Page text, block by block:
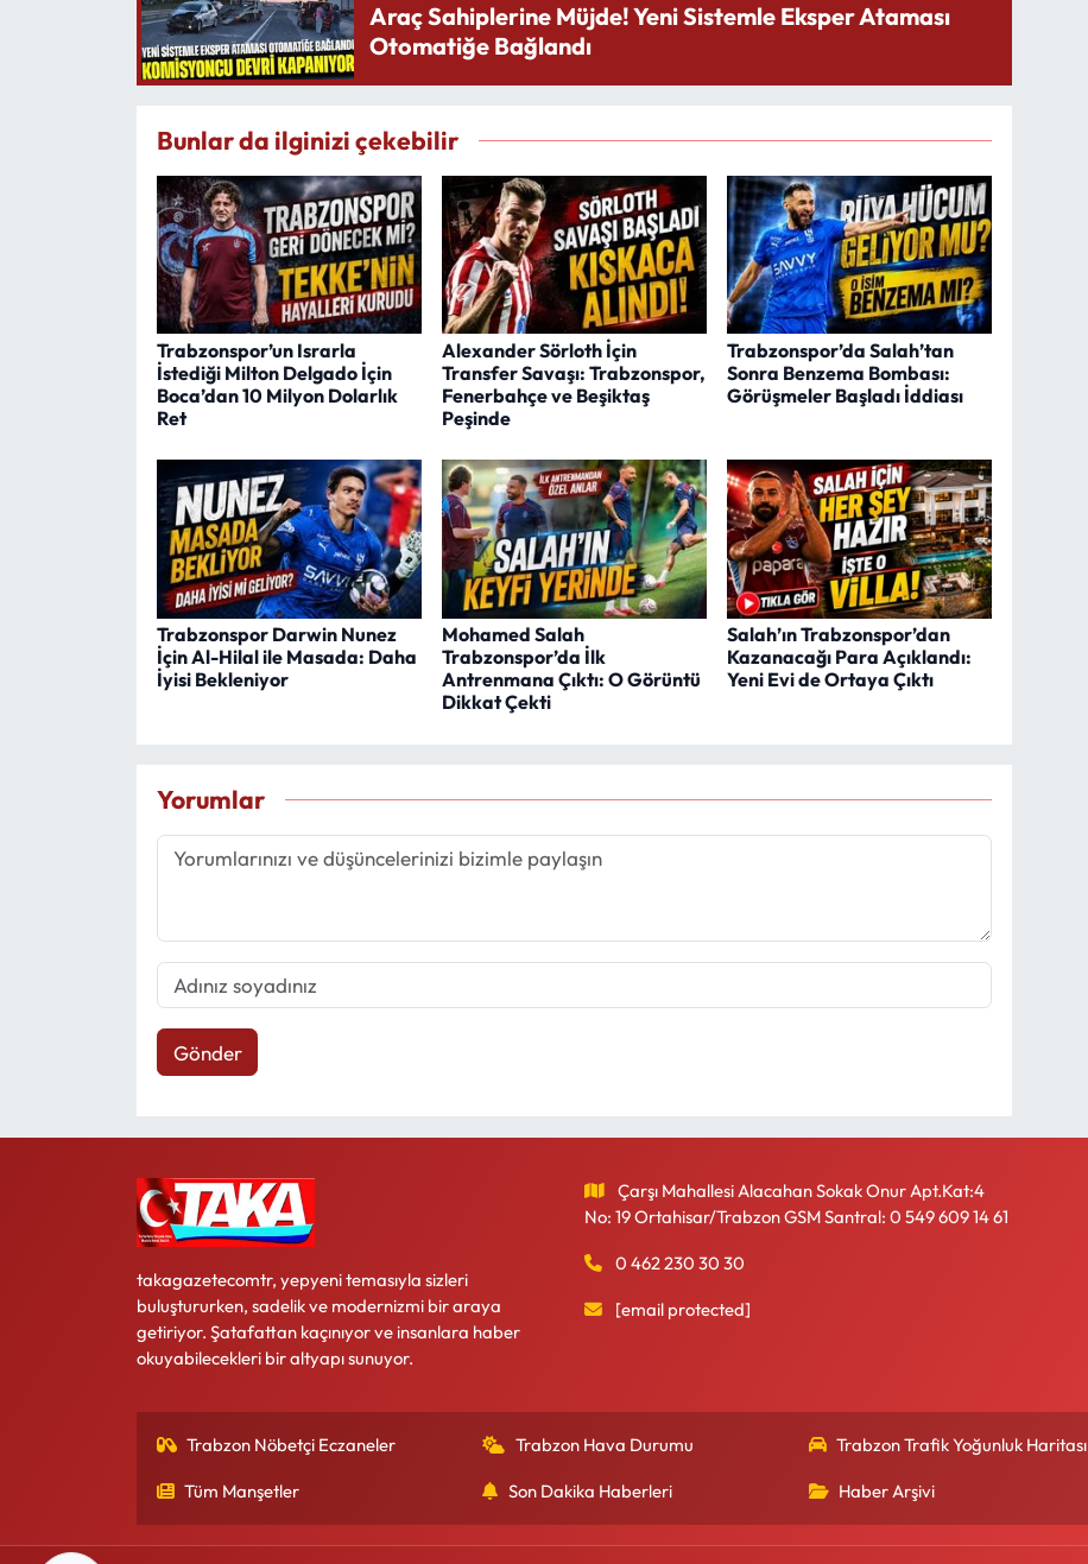
Araç Sahiplerine Müjde! Yeni Sistemle Eksper Ataması
Otomatiğe Bağlandı
Bunlar da ilginizi çekebilir
Trabzonspor’un Israrla
İstediği Milton Delgado İçin
Boca’dan 10 Milyon Dolarlık
Ret
Alexander Sörloth İçin
Transfer Savaşı: Trabzonspor,
Fenerbahçe ve Beşiktaş
Peşinde
Trabzonspor’da Salah’tan
Sonra Benzema Bombası:
Görüşmeler Başladı İddiası
Trabzonspor Darwin Nunez
İçin Al-Hilal ile Masada: Daha
İyisi Bekleniyor
Mohamed Salah
Trabzonspor’da İlk
Antrenmana Çıktı: O Görüntü
Dikkat Çekti
Salah’ın Trabzonspor’dan
Kazanacağı Para Açıklandı:
Yeni Evi de Ortaya Çıktı
Yorumlar
Gönder
takagazetecomtr, yepyeni temasıyla sizleri
buluştururken, sadelik ve modernizmi bir araya
getiriyor. Şatafattan kaçınıyor ve insanlara haber
okuyabilecekleri bir altyapı sunuyor.
Çarşı Mahallesi Alacahan Sokak Onur Apt.Kat:4
No: 19 Ortahisar/Trabzon GSM Santral: 0 549 609 14 61
0 462 230 30 30
[email protected]
Trabzon Nöbetçi Eczaneler Trabzon Hava Durumu Trabzon Trafik Yoğunluk Haritası
Tüm Manşetler Son Dakika Haberleri Haber Arşivi